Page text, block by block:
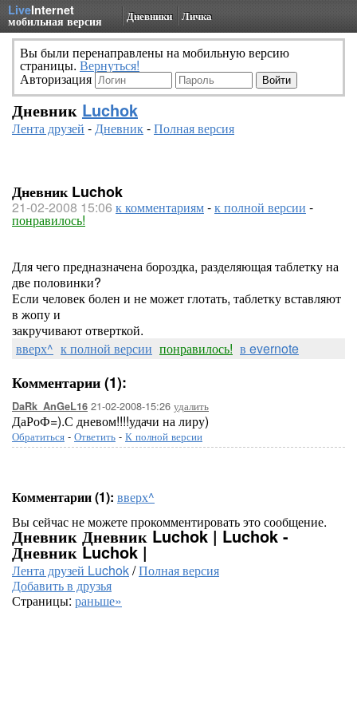
LiveInternet
мобильная версия Дневники Личка
Вы были перенаправлены на мобильную версию
страницы. Вернуться!
Авторизация
Дневник Luchok
Лента друзей -Дневник-Полная версия
Дневник Luchok
21-02-2008 15:06 к комментариям-к полной версии -
понравилось!
Для чего предназначена бороздка, разделяющая таблетку на
две половинки?
Если человек болен и не может глотать, таблетку вставляют
в жопу и
закручивают отверткой.
вверх^ к полной версии понравилось! в evernote
Комментарии (1):
DaRk_AnGeL16 21-02-2008-15:26 удалить
ДаРоФ=).С дневом!!!!удачи на лиру)
Обратиться - Ответить - К полной версии
Комментарии (1): вверх^
Вы сейчас не можете прокомментировать это сообщение.
Дневник Дневник Luchok | Luchok -
Дневник Luchok |
Лента друзей Luchok/Полная версия
Добавить в друзья
Страницы: раньше»